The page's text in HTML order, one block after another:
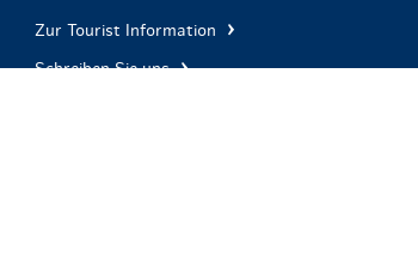
Zur Tourist Information
Schreiben Sie uns